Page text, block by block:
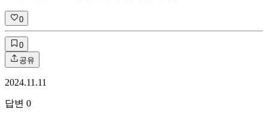
0
0
공유
2024.11.11
답변 0